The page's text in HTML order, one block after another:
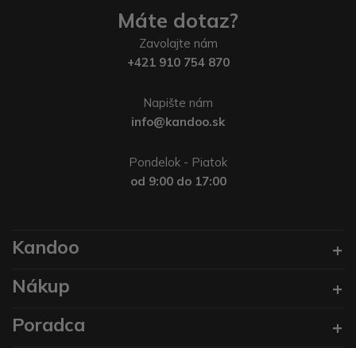
Máte dotaz?
Zavolajte nám
+421 910 754 870
Napište nám
info@kandoo.sk
Pondelok - Piatok
od 9:00 do 17:00
Kandoo
Nákup
Poradca